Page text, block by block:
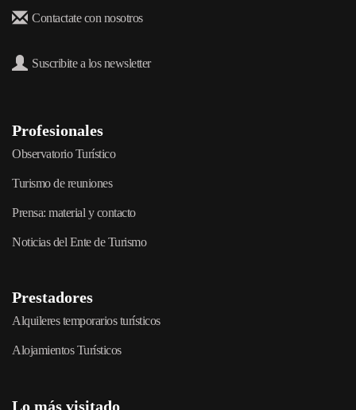
Contactate con nosotros
Suscribite a los newsletter
Profesionales
Observatorio Turístico
Turismo de reuniones
Prensa: material y contacto
Noticias del Ente de Turismo
Prestadores
Alquileres temporarios turísticos
Alojamientos Turísticos
Lo más visitado